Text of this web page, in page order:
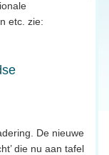
etc. zie:
De nieuwe
die nu aan tafel